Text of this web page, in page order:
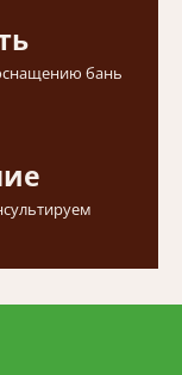
бань